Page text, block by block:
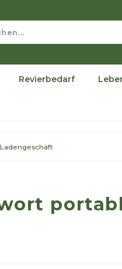
Revierbedarf
Ladengeschäft